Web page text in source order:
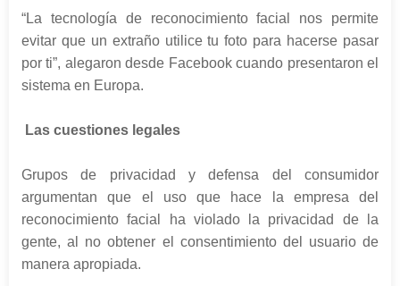
“La tecnología de reconocimiento facial nos permite
evitar que un extraño utilice tu foto para hacerse pasar
por ti”, alegaron desde Facebook cuando presentaron el
sistema en Europa.
Las cuestiones legales
Grupos de privacidad y defensa del consumidor
argumentan que el uso que hace la empresa del
reconocimiento facial ha violado la privacidad de la
gente, al no obtener el consentimiento del usuario de
manera apropiada.